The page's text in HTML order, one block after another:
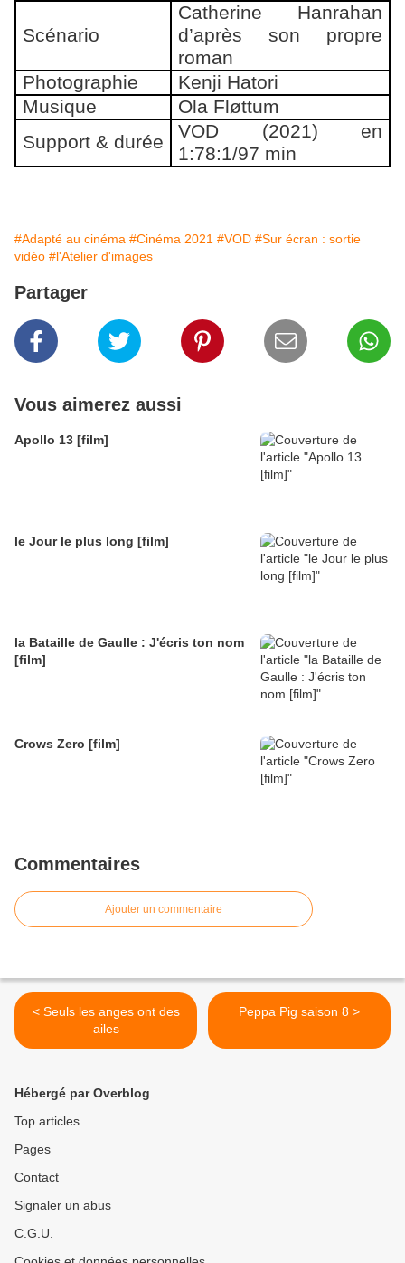
Scénario
Catherine Hanrahan
d’après son propre
roman
Photographie
Kenji Hatori
Musique
Ola Fløttum
Support & durée
VOD (2021) en
1:78:1/97 min
#Adapté au cinéma #Cinéma 2021 #VOD #Sur écran : sortie
vidéo #l'Atelier d'images
Partager
Vous aimerez aussi
Apollo 13 [film]
le Jour le plus long [film]
la Bataille de Gaulle : J'écris ton nom
[film]
Crows Zero [film]
Commentaires
Ajouter un commentaire
< Seuls les anges ont des
ailes
Peppa Pig saison 8 >
Hébergé par Overblog
Top articles
Pages
Contact
Signaler un abus
C.G.U.